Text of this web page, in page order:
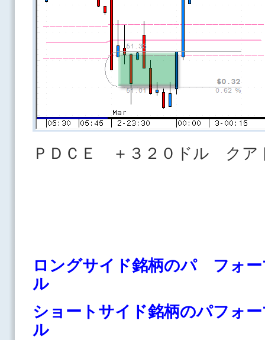
ＰＤＣＥ ＋３２０ドル クア
ロングサイド銘柄のパ フォ
ル
ショートサイド銘柄のパフォ
ル